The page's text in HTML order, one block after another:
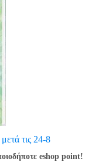
τις 24-8
eshop point!